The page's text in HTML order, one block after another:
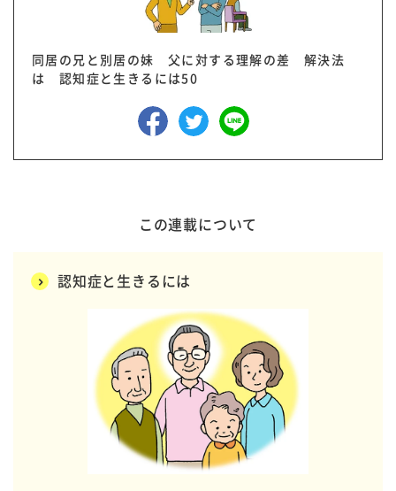
同居の兄と別居の妹 父に対する理解の差 解決法
は 認知症と生きるには50
この連載について
認知症と生きるには